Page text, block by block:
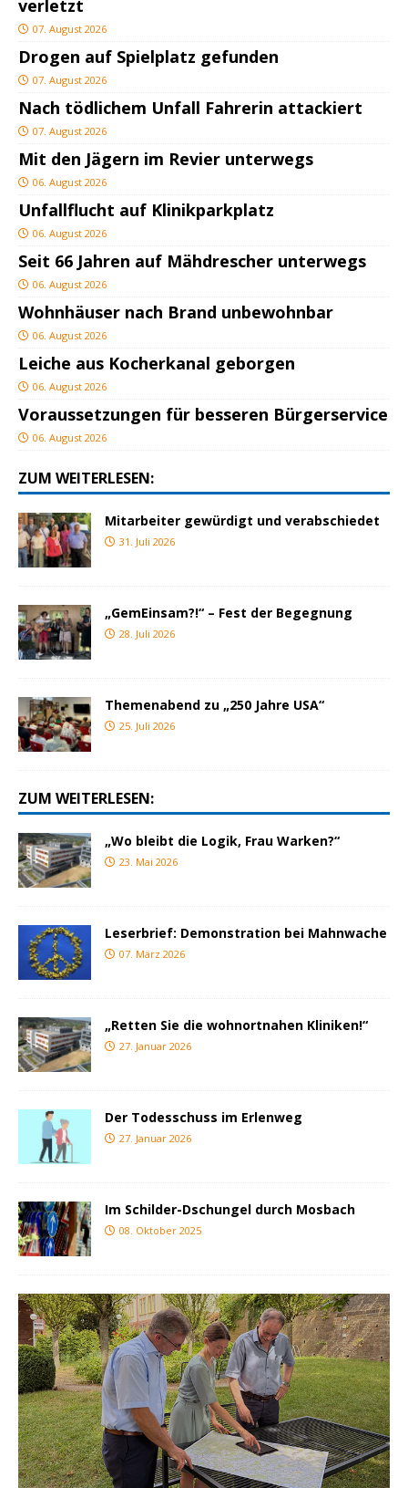
verletzt
07. August 2026
Drogen auf Spielplatz gefunden
07. August 2026
Nach tödlichem Unfall Fahrerin attackiert
07. August 2026
Mit den Jägern im Revier unterwegs
06. August 2026
Unfallflucht auf Klinikparkplatz
06. August 2026
Seit 66 Jahren auf Mähdrescher unterwegs
06. August 2026
Wohnhäuser nach Brand unbewohnbar
06. August 2026
Leiche aus Kocherkanal geborgen
06. August 2026
Voraussetzungen für besseren Bürgerservice
06. August 2026
ZUM WEITERLESEN:
Mitarbeiter gewürdigt und verabschiedet
31. Juli 2026
„GemEinsam?!“ – Fest der Begegnung
28. Juli 2026
Themenabend zu „250 Jahre USA“
25. Juli 2026
ZUM WEITERLESEN:
„Wo bleibt die Logik, Frau Warken?“
23. Mai 2026
Leserbrief: Demonstration bei Mahnwache
07. März 2026
„Retten Sie die wohnortnahen Kliniken!“
27. Januar 2026
Der Todesschuss im Erlenweg
27. Januar 2026
Im Schilder-Dschungel durch Mosbach
08. Oktober 2025